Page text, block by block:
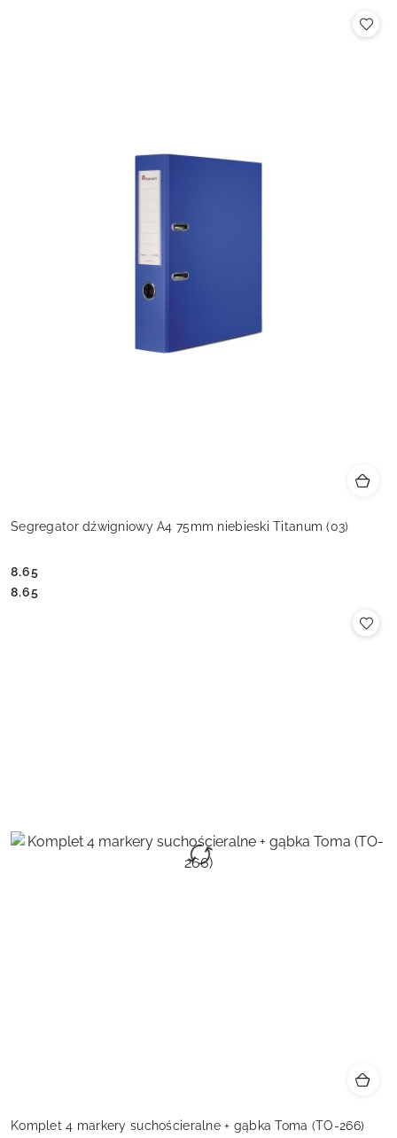
Segregator dźwigniowy A4 75mm niebieski Titanum (03)
Cena:
8.65
Cena:
8.65
Komplet 4 markery suchościeralne + gąbka Toma (TO-266)